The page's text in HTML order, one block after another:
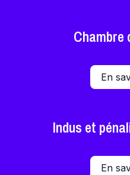
Chambre
En
Indus et
En